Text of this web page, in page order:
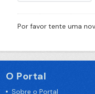
Por favor tente uma
O Portal
Sobre o Portal